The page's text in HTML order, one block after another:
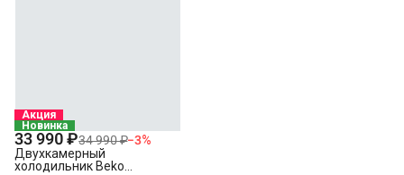
Акция
Новинка
33 990 ₽34 990 ₽−3%
Двухкамерный
холодильник Beko